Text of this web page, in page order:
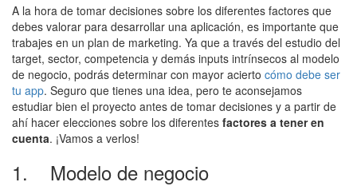
A la hora de tomar decisiones sobre los diferentes factores que
debes valorar para desarrollar una aplicación, es importante que
trabajes en un plan de marketing. Ya que a través del estudio del
target, sector, competencia y demás inputs intrínsecos al modelo
de negocio, podrás determinar con mayor acierto cómo debe ser
tu app. Seguro que tienes una idea, pero te aconsejamos
estudiar bien el proyecto antes de tomar decisiones y a partir de
ahí hacer elecciones sobre los diferentes factores a tener en
cuenta. ¡Vamos a verlos!
1. Modelo de negocio